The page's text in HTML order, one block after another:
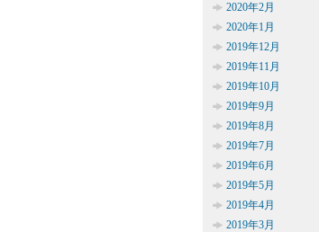
2020年2月
2020年1月
2019年12月
2019年11月
2019年10月
2019年9月
2019年8月
2019年7月
2019年6月
2019年5月
2019年4月
2019年3月